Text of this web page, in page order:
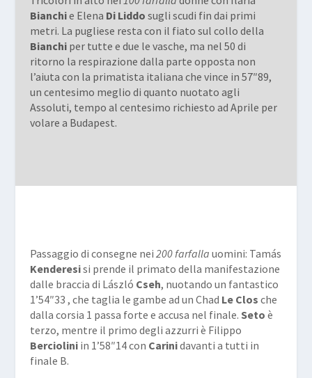
Bianchie Elena Di Liddo sugli scudi fin dai primi
metri. La pugliese resta con il fiato sul collo della
Bianchiper tutte e due le vasche, ma nel 50 di
ritorno la respirazione dalla parte opposta non
l’aiuta con la primatista italiana che vince in 57″89,
un centesimo meglio di quanto nuotato agli
Assoluti, tempo al centesimo richiesto ad Aprile per
volare a Budapest.
Passaggio di consegne nei 200 farfalla uomini: Tamás
Kenderesisi prende il primato della manifestazione
dalle braccia di László Cseh, nuotando un fantastico
1’54″33 , che taglia le gambe ad un Chad Le Clos che
dalla corsia 1 passa forte e accusa nel finale. Seto è
terzo, mentre il primo degli azzurri è Filippo
Berciolini in 1’58″14 con Carinidavanti a tutti in
finale B.